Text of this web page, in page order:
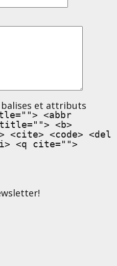
balises et attributs
<abbr
<b>
<cite> <code> <del
<q cite="">